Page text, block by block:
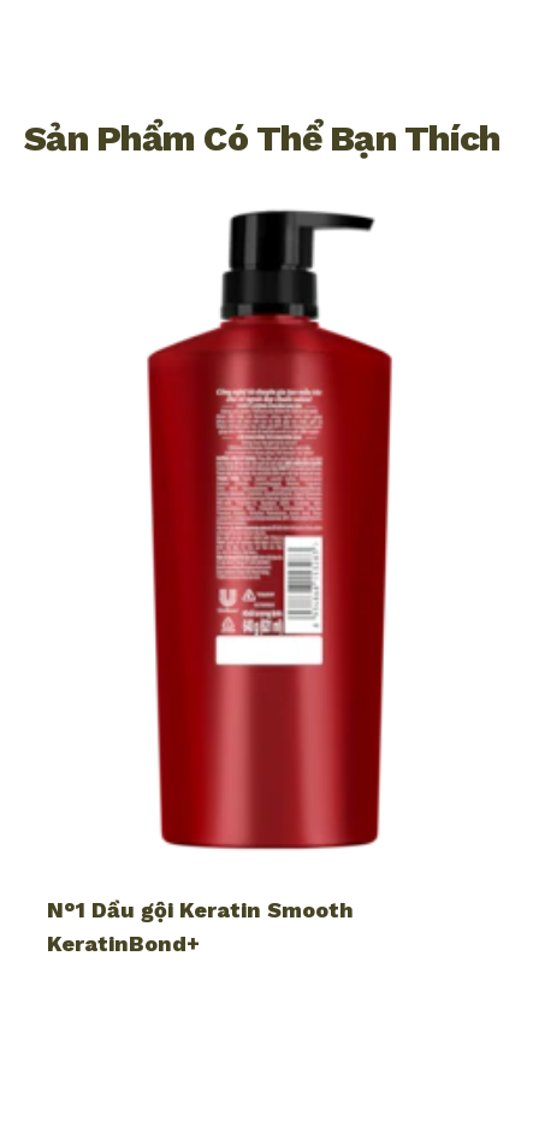
Sản Phẩm Có Thể Bạn Thích
N°1 Dầu gội Keratin Smooth
KeratinBond+